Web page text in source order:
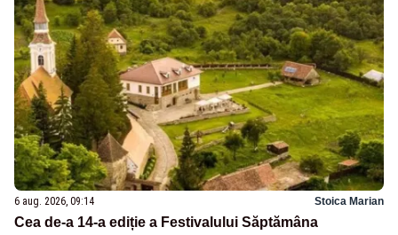
6 aug. 2026, 09:14 Stoica Marian
Cea de-a 14-a ediție a Festivalului Săptămâna